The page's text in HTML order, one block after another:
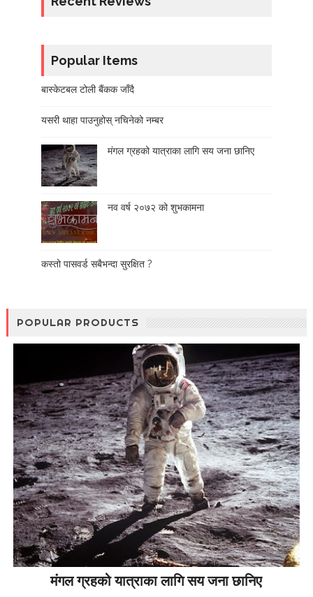
Popular Items
बास्केटबल टोली बैंकक जाँदै
यसरी थाहा पाउनुहोस् नचिनेको नम्बर
मंगल ग्रहको यात्राका लागि सय जना छानिए
नव वर्ष २०७२ को शुभकामना
कस्तो पासवर्ड सबैभन्दा सुरक्षित ?
POPULAR PRODUCTS
मंगल ग्रहको यात्राका लागि सय जना छानिए